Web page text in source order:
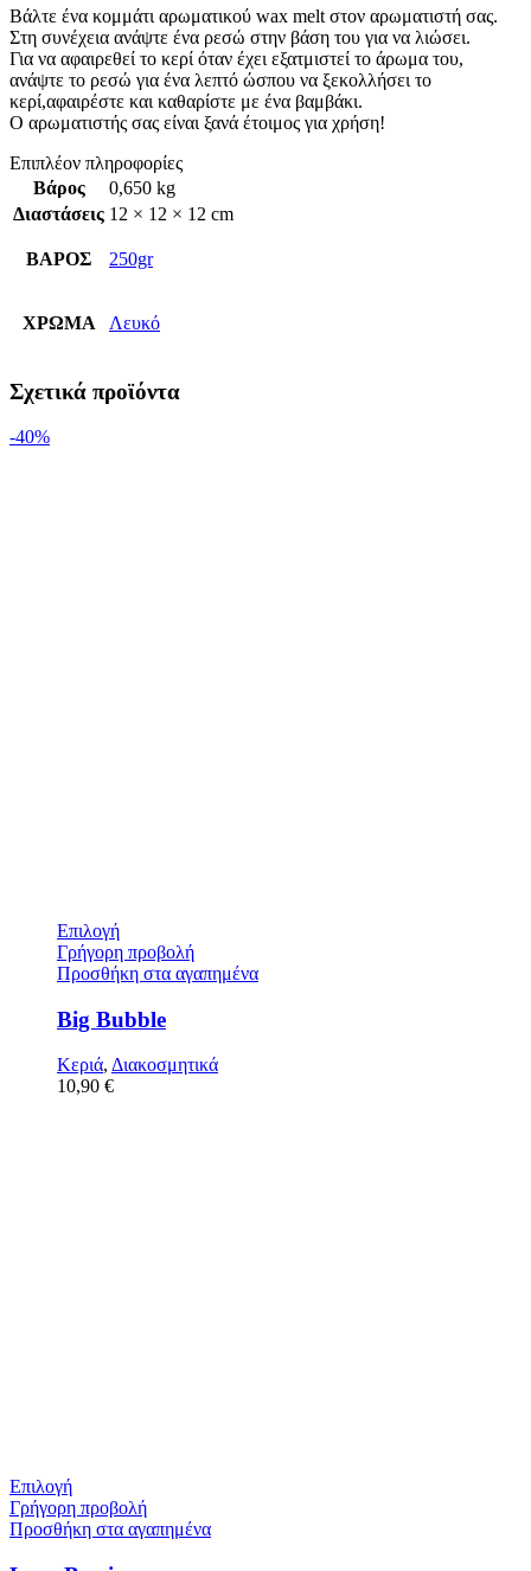
Επιλογή
Γρήγορη προβολή
Προσθήκη στα αγαπημένα
Big Bubble
Κεριά, Διακοσμητικά
10,90 €
Βάλτε ένα κομμάτι αρωματικού wax melt στον αρωματιστή σας.
Στη συνέχεια ανάψτε ένα ρεσώ στην βάση του για να λιώσει.
Για να αφαιρεθεί το κερί όταν έχει εξατμιστεί το άρωμα του,
ανάψτε το ρεσώ για ένα λεπτό ώσπου να ξεκολλήσει το
κερί,αφαιρέστε και καθαρίστε με ένα βαμβάκι.
Ο αρωματιστής σας είναι ξανά έτοιμος για χρήση!
Επιπλέον πληροφορίες
Βάρος
0,650 kg
Διαστάσεις 12 × 12 × 12 cm
ΒΑΡΟΣ 250gr
ΧΡΩΜΑ Λευκό
Σχετικά προϊόντα
-40%
Επιλογή
Γρήγορη προβολή
Προσθήκη στα αγαπημένα